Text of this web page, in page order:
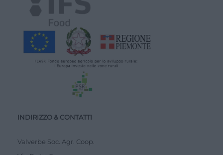
INDIRIZZO & CONTATTI
Valverbe Soc. Agr. Coop.